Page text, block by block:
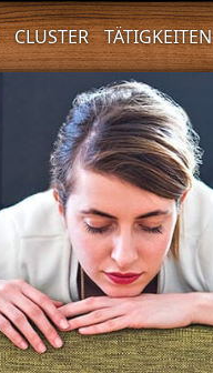
CLUSTER TÄTIGKEITEN